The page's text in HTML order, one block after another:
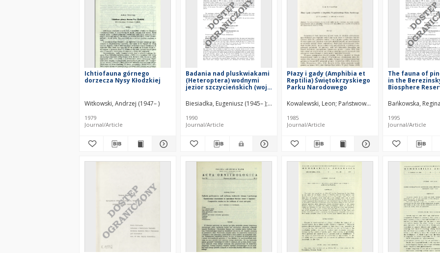
Ichtiofauna górnego
dorzecza Nysy Kłodzkiej
Witkowski, Andrzej (1947– )
1979
Journal/Article
Badania nad pluskwiakami
(Heteroptera) wodnymi
jezior szczycieńskich (woj.
Biesiadka, Eugeniusz (1945– ) Tabaka, Krystyna Państwowe Wydawnictwo Naukowe
1990
Journal/Article
Płazy i gady (Amphibia et
Reptilia) Świętokrzyskiego
Parku Narodowego
Kowalewski, Leon Państwowe Wydawnictwo Naukowe
1985
Journal/Article
The fauna of
in the
Biosphere
studies,
methods
Bańkowska,
1995
Journal/Article